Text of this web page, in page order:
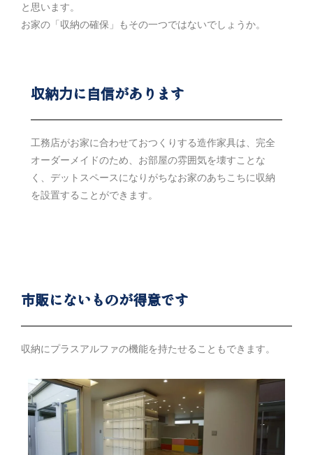
と思います。
お家の「収納の確保」もその一つではないでしょうか。
収納力に自信があります
工務店がお家に合わせておつくりする造作家具は、完全
オーダーメイドのため、お部屋の雰囲気を壊すことな
く、デットスペースになりがちなお家のあちこちに収納
を設置することができます。
市販にないものが得意です
収納にプラスアルファの機能を持たせることもできます。